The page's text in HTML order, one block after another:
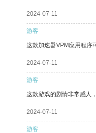
2024-07-11
游客
这款加速器VPM应用程序
2024-07-11
游客
这款游戏的剧情非常感人
2024-07-11
游客